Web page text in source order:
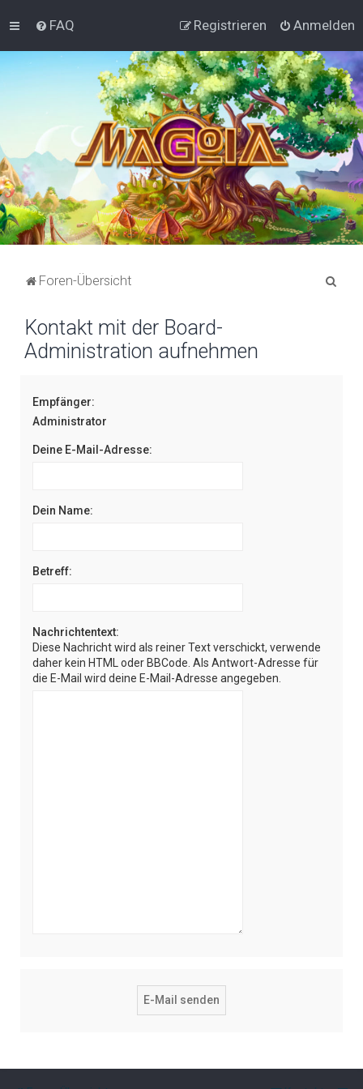
FAQ Anmelden
Registrieren
Foren-Übersicht
Kontakt mit der Board-
Administration aufnehmen
Empfänger:
Administrator
Deine E-Mail-Adresse:
Dein Name:
Betreff:
Nachrichtentext:
Diese Nachricht wird als reiner Text verschickt, verwende
daher kein HTML oder BBCode. Als Antwort-Adresse für
die E-Mail wird deine E-Mail-Adresse angegeben.